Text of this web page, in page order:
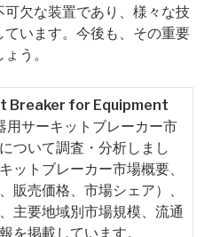
欠な装置であり、様々な技
います。今後も、その重要
う。
Breaker for Equipment
サーキットブレーカー市
ついて調査・分析しまし
ットブレーカー市場概要、
販売価格、市場シェア）、
主要地域別市場規模、流通
を掲載しています。